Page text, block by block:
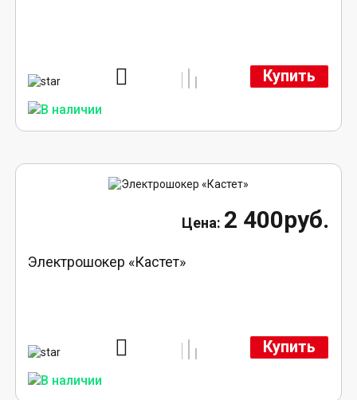
Купить
2 400руб.
Электрошокер «Кастет»
Купить